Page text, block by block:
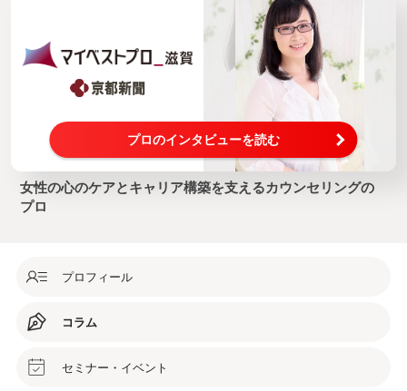
プロのインタビューを読む
女性の心のケアとキャリア構築を支えるカウンセリングの
プロ
プロフィール
コラム
セミナー・イベント